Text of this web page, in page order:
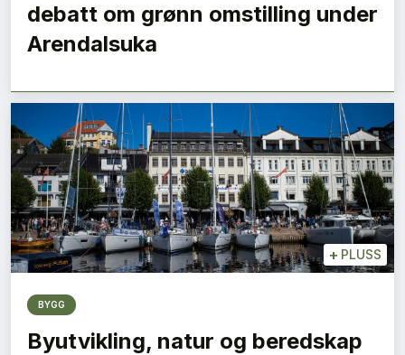
debatt om grønn omstilling under
Arendalsuka
+ PLUSS
BYGG
Byutvikling, natur og beredskap